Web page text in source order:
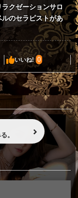
クゼーションサロ
のセラピストがあ
いいね! 0
。